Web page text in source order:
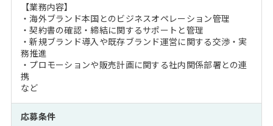
【業務内容】
・海外ブランド本国とのビジネスオペレーション管理
・契約書の確認・締結に関するサポートと管理
・新規ブランド導入や既存ブランド運営に関する交渉・実
務推進
・プロモーションや販売計画に関する社内関係部署との連
携
など
応募条件